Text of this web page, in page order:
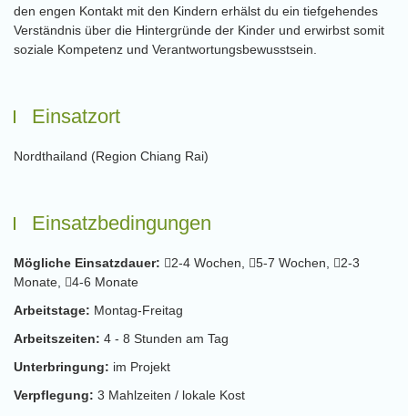
den engen Kontakt mit den Kindern erhälst du ein tiefgehendes
Verständnis über die Hintergründe der Kinder und erwirbst somit
soziale Kompetenz und Verantwortungsbewusstsein.
Einsatzort
Nordthailand (Region Chiang Rai)
Einsatzbedingungen
Mögliche Einsatzdauer: 2-4 Wochen, 5-7 Wochen,
2-3
Monate,
4-6 Monate
Arbeitstage: Montag-Freitag
Arbeitszeiten: 4 - 8 Stunden am Tag
Unterbringung: im Projekt
Verpflegung: 3 Mahlzeiten / lokale Kost